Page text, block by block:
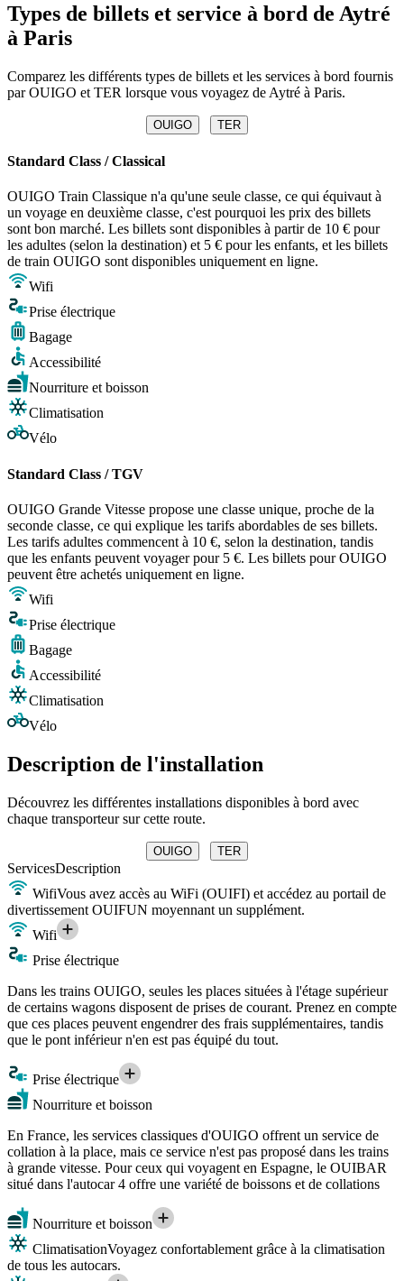
Types de billets et service à bord de Aytré
à Paris
Comparez les différents types de billets et les services à bord fournis
par OUIGO et TER lorsque vous voyagez de Aytré à Paris.
OUIGO TER
Standard Class / Classical
OUIGO Train Classique n'a qu'une seule classe, ce qui équivaut à
un voyage en deuxième classe, c'est pourquoi les prix des billets
sont bon marché. Les billets sont disponibles à partir de 10 € pour
les adultes (selon la destination) et 5 € pour les enfants, et les billets
de train OUIGO sont disponibles uniquement en ligne.
Wifi
Prise électrique
Bagage
Accessibilité
Nourriture et boisson
Climatisation
Vélo
Standard Class / TGV
OUIGO Grande Vitesse propose une classe unique, proche de la
seconde classe, ce qui explique les tarifs abordables de ses billets.
Les tarifs adultes commencent à 10 €, selon la destination, tandis
que les enfants peuvent voyager pour 5 €. Les billets pour OUIGO
peuvent être achetés uniquement en ligne.
Wifi
Prise électrique
Bagage
Accessibilité
Climatisation
Vélo
Description de l'installation
Découvrez les différentes installations disponibles à bord avec
chaque transporteur sur cette route.
OUIGO TER
ServicesDescription
WifiVous avez accès au WiFi (OUIFI) et accédez au portail de
divertissement OUIFUN moyennant un supplément.
Wifi
Prise électrique
Dans les trains OUIGO, seules les places situées à l'étage supérieur
de certains wagons disposent de prises de courant. Prenez en compte
que ces places peuvent engendrer des frais supplémentaires, tandis
que le pont inférieur n'en est pas équipé du tout.
Prise électrique
Nourriture et boisson
En France, les services classiques d'OUIGO offrent un service de
collation à la place, mais ce service n'est pas proposé dans les trains
à grande vitesse. Pour ceux qui voyagent en Espagne, le OUIBAR
situé dans l'autocar 4 offre une variété de boissons et de collations
Nourriture et boisson
ClimatisationVoyagez confortablement grâce à la climatisation
de tous les autocars.